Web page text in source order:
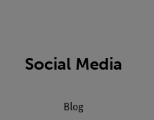
Social Media
Blog